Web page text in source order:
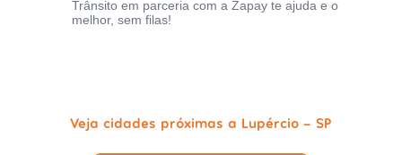
Trânsito em parceria com a Zapay te ajuda e o
melhor, sem filas!
Veja cidades próximas a Lupércio - SP